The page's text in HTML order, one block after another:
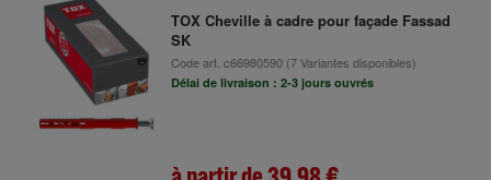
TOX Cheville à cadre pour façade Fassad
SK
Code art. c66980590(7 Variantes disponibles)
Délai de livraison : 2-3 jours ouvrés